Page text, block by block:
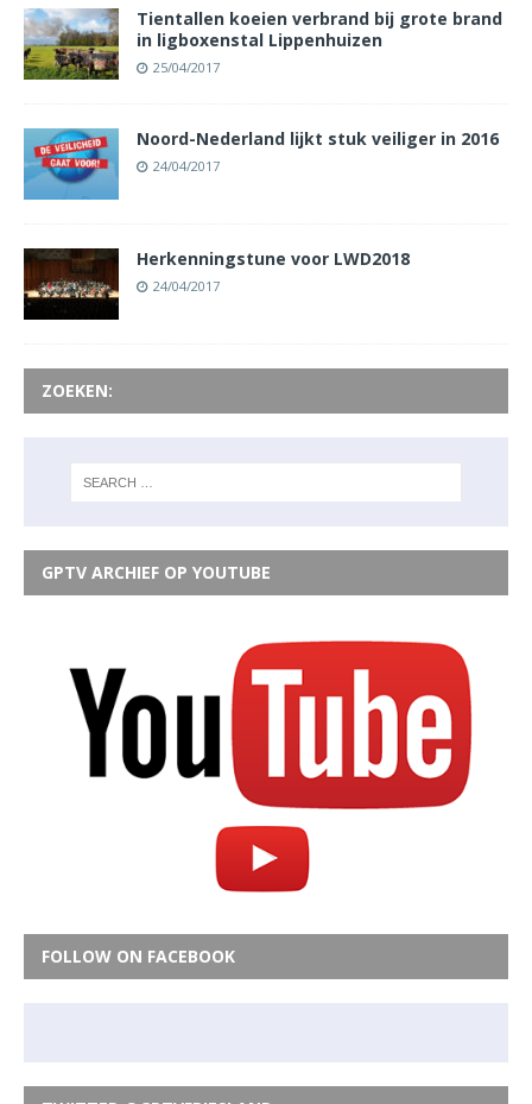
Tientallen koeien verbrand bij grote brand
in ligboxenstal Lippenhuizen
25/04/2017
Noord-Nederland lijkt stuk veiliger in 2016
24/04/2017
Herkenningstune voor LWD2018
24/04/2017
ZOEKEN:
GPTV ARCHIEF OP YOUTUBE
FOLLOW ON FACEBOOK